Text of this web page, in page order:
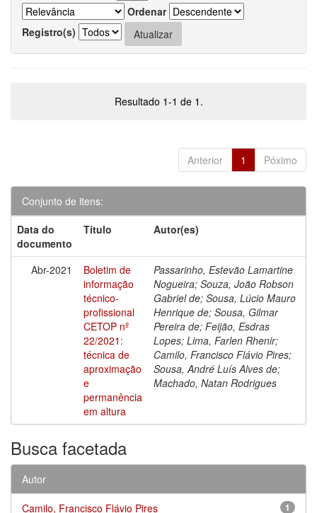
Ordenar
Registro(s)
Resultado 1-1 de 1.
Anterior 1 Póximo
Conjunto de itens:
Data do
documento
Título Autor(es)
Abr-2021
Boletim de
informação
técnico-
profissional
CETOP nº
22/2021:
técnica de
aproximação
e
permanência
em altura
Passarinho, Estevão Lamartine
Nogueira; Souza, João Robson
Gabriel de; Sousa, Lúcio Mauro
Henrique de; Sousa, Gilmar
Pereira de; Feijão, Esdras
Lopes; Lima, Farlen Rhenir;
Camilo, Francisco Flávio Pires;
Sousa, André Luís Alves de;
Machado, Natan Rodrigues
Busca facetada
Autor
1
Camilo, Francisco Flávio Pires